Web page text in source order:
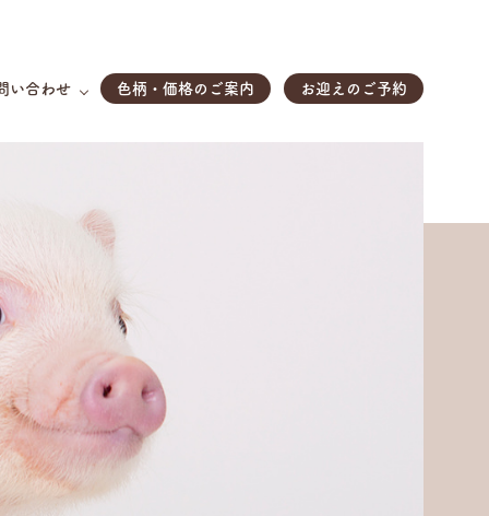
い合わせ 色柄・価格のご案内 お迎えのご予約